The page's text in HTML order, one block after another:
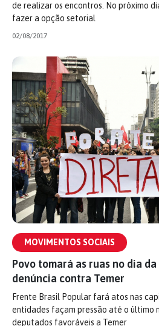
de realizar os encontros. No próximo
fazer a opção setorial
02/08/2017
MOVIMENTOS SOCIAIS
Povo tomará as ruas no dia
denúncia contra Temer
Frente Brasil Popular fará atos nas
entidades façam pressão até o último
deputados favoráveis a Temer